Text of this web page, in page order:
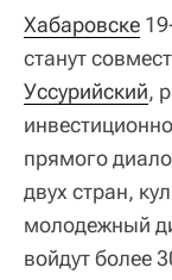
Хабаровске
станут
Уссурийский,
прямого
двух стран,
молодежный
войдут более